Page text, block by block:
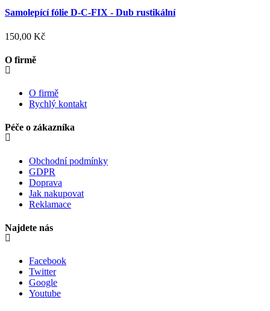
Samolepící fólie D-C-FIX - Dub rustikální
150,00 Kč
O firmě
O firmě
Rychlý kontakt
Péče o zákazníka
Obchodní podmínky
GDPR
Doprava
Jak nakupovat
Reklamace
Najdete nás
Facebook
Twitter
Google
Youtube